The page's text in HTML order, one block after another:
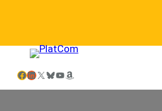
Facebook LinkedIn X Bluesky YouTube Amazon